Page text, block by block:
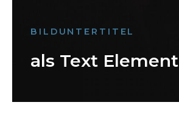
BILDUNTERTITEL
als Text Element